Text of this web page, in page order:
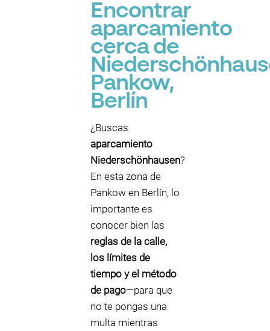
Encontrar
aparcamiento
cerca de
Pankow,
Berlín
¿Buscas
aparcamiento
Niederschönhausen?
En esta zona de
Pankow en Berlín, lo
importante es
conocer bien las
reglas de la calle,
los límites de
tiempo y el método
de pago—para que
no te pongas una
multa mientras